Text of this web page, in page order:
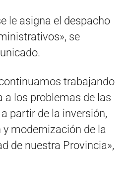
le asigna el despacho
se
trabajando
a los problemas de las
partir de la inversión,
modernización de la
de nuestra Provincia»,